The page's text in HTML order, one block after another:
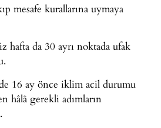
mesafe kurallarına uymaya
hafta da 30 ayrı noktada ufak
16 ay önce iklim acil durumu
hâlâ gerekli adımların